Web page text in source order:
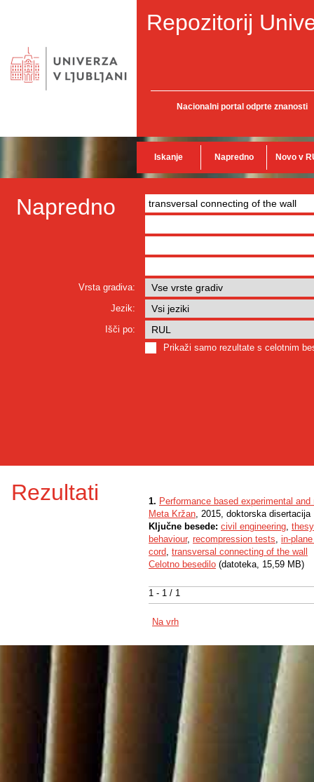
Repozitorij
Nacionalni portal odprte znanosti
Iskanje Napredno Novo v
Napredno
Vrsta gradiva:
Jezik:
Išči po:
Prikaži samo rezultate s celotnim
Rezultati
1 - 1 / 1
1. Performance based experimental
Meta Kržan, 2015, doktorska disertacija
Ključne besede: civil engineering,
behaviour, recompression tests, in-
cord, transversal connecting of the wall
Celotno besedilo (datoteka, 15,59 MB)
Na vrh